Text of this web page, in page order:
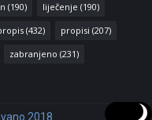
(190) liječenje (190)
(432) propisi (207)
zabranjeno (231)
2018